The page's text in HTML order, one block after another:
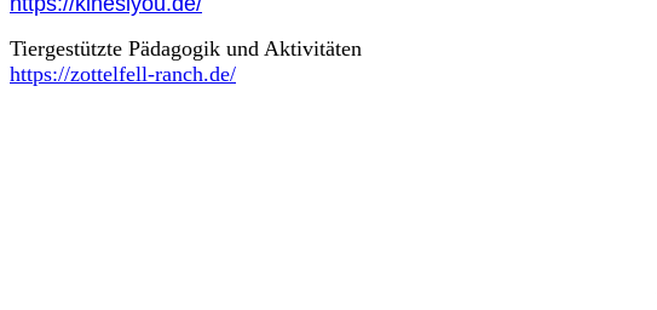
Tiergestützte Pädagogik und Aktivitäten
https://zottelfell-ranch.de/